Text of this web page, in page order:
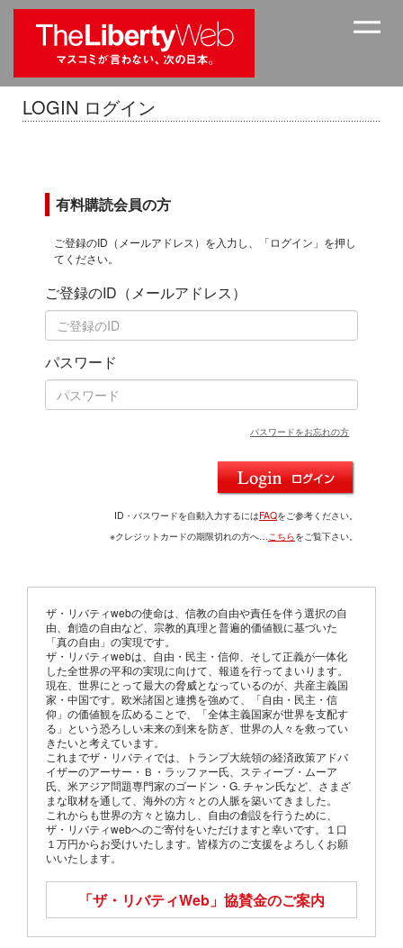
LOGIN ログイン
有料購読会員の方
ご登録のID（メールアドレス）を入力し、「ログイン」を押し
てください。
ご登録のID（メールアドレス）
パスワード
パスワードをお忘れの方
ID・パスワードを自動入力するにはFAQをご参考ください。
※クレジットカードの期限切れの方へ…こちらをご覧下さい。
ザ・リバティwebの使命は、信教の自由や責任を伴う選択の自
由、創造の自由など、宗教的真理と普遍的価値観に基づいた
「真の自由」の実現です。
ザ・リバティwebは、自由・民主・信仰、そして正義が一体化
した全世界の平和の実現に向けて、報道を行ってまいります。
現在、世界にとって最大の脅威となっているのが、共産主義国
家・中国です。欧米諸国と連携を強めて、「自由・民主・信
仰」の価値観を広めることで、「全体主義国家が世界を支配す
る」という恐ろしい未来の到来を防ぎ、世界の人々を救ってい
きたいと考えています。
これまでザ・リバティでは、トランプ大統領の経済政策アドバ
イザーのアーサー・Ｂ・ラッファー氏、スティーブ・ムーア
氏、米アジア問題専門家のゴードン・G. チャン氏など、さまざ
まな取材を通して、海外の方々との人脈を築いてきました。
これからも世界の方々と協力し、自由の創設を行うために、
ザ・リバティwebへのご寄付をいただけますと幸いです。１口
１万円からお受けいたします。皆様方のご支援をよろしくお願
いいたします。
「ザ・リバティWeb」 協賛金のご案内